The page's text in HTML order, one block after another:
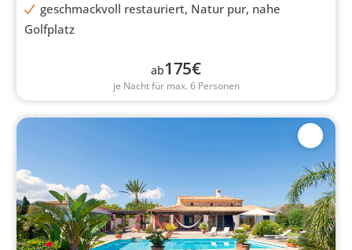
geschmackvoll restauriert, Natur pur, nahe
Golfplatz
ab175€
je Nacht für max. 6 Personen